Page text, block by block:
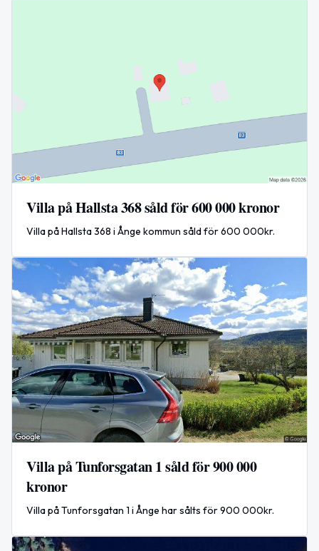
Villa på Hallsta 368 såld för 600 000 kronor
Villa på Hallsta 368 i Ånge kommun såld för 600 000kr.
Villa på Tunforsgatan 1 såld för 900 000
kronor
Villa på Tunforsgatan 1 i Ånge har sålts för 900 000kr.